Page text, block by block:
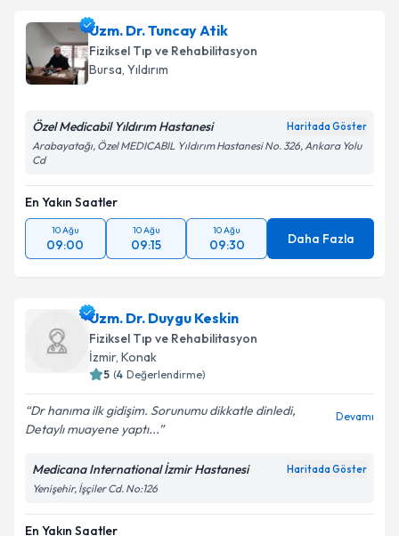
Uzm. Dr. Tuncay Atik
Fiziksel Tıp ve Rehabilitasyon
Bursa, Yıldırım
Özel Medicabil Yıldırım Hastanesi Haritada Göster
Arabayatağı, Özel MEDICABIL Yıldırım Hastanesi No. 326, Ankara Yolu
Cd
En Yakın Saatler
10 Ağu
09:00
10 Ağu
09:15
10 Ağu
09:30 Daha Fazla
Uzm. Dr. Duygu Keskin
Fiziksel Tıp ve Rehabilitasyon
İzmir, Konak
5 (4 Değerlendirme)
Dr hanıma ilk gidişim. Sorunumu dikkatle dinledi,
Detaylı muayene yaptı...
Devamı
Medicana International İzmir Hastanesi Haritada Göster
Yenişehir, İşçiler Cd. No:126
En Yakın Saatler